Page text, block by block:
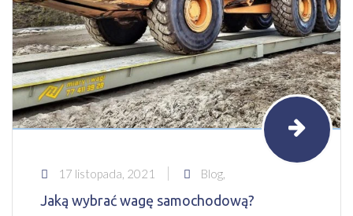
17 listopada, 2021 Blog,
Jaką wybrać wagę samochodową?